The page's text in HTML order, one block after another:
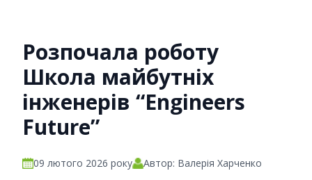
Розпочала роботу
Школа майбутніх
інженерів “Engineers
Future”
09 лютого 2026 року Автор: Валерія Харченко